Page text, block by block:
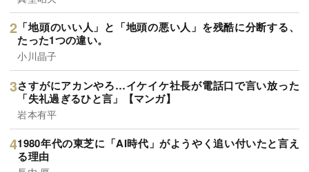
「地頭のいい人」と「地頭の悪い人」を残酷に分断する、
たった1つの違い。
小川晶子
さすがにアカンやろ…イケイケ社長が電話口で言い放った
「失礼過ぎるひと言」【マンガ】
岩本有平
1980年代の東芝に「AI時代」がようやく追い付いたと言え
る理由